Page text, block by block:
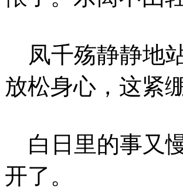
凤千殇静静地
放松身心，这紧
白日里的事又
开了。